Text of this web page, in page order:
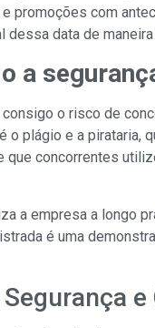
promoções com
dessa data de
a
o risco de
plágio e a pirataria,
concorrentes
a empresa a longo
é uma
e